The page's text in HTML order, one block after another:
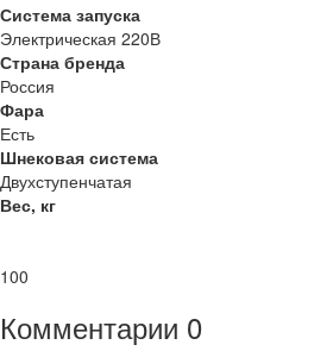
Система запуска
Электрическая 220В
Страна бренда
Россия
Фара
Есть
Шнековая система
Двухступенчатая
Вес, кг
100
Комментарии 0